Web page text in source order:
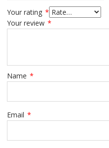
Your rating *
Your review *
Name *
Email *